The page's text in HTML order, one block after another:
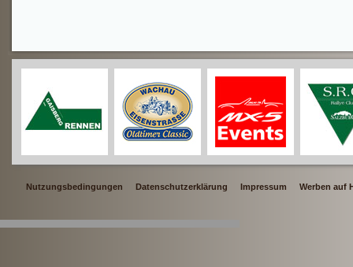
Nutzungsbedingungen Datenschutzerklärung Impressum Werben auf